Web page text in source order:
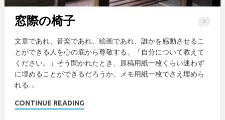
3
窓際の椅子
文章であれ、音楽であれ、絵画であれ、誰かを感動させるこ
とができる人を心の底から尊敬する。「自分について教えて
ください。」そう聞かれたとき、原稿用紙一枚くらい迷わず
に埋めることができるだろうか。メモ用紙一枚でさえ埋めら
れる…
CONTINUE READING